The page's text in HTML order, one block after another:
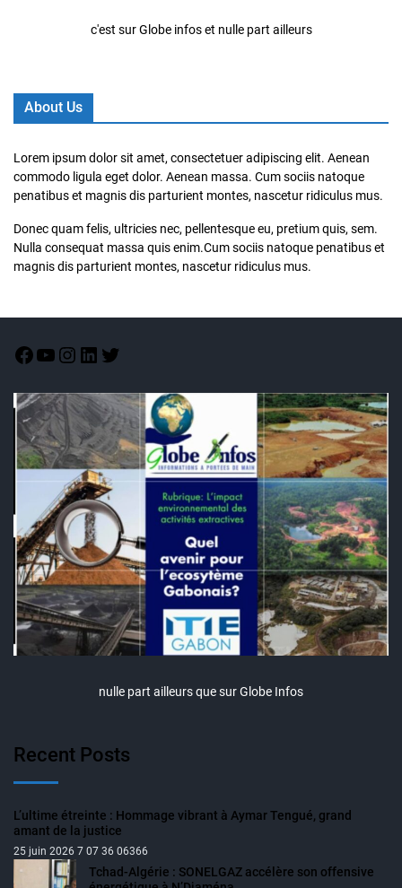
c'est sur Globe infos et nulle part ailleurs
About Us
Lorem ipsum dolor sit amet, consectetuer adipiscing elit. Aenean
commodo ligula eget dolor. Aenean massa. Cum sociis natoque
penatibus et magnis dis parturient montes, nascetur ridiculus mus.
Donec quam felis, ultricies nec, pellentesque eu, pretium quis, sem.
Nulla consequat massa quis enim.Cum sociis natoque penatibus et
magnis dis parturient montes, nascetur ridiculus mus.
nulle part ailleurs que sur Globe Infos
Recent Posts
L’ultime étreinte : Hommage vibrant à Aymar Tengué, grand
amant de la justice
25 juin 2026 7 07 36 06366
Tchad-Algérie : SONELGAZ accélère son offensive